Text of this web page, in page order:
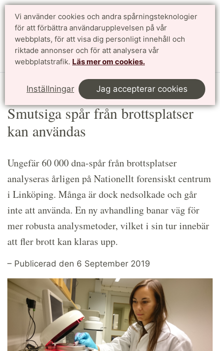
Vi använder cookies och andra spårningsteknologier
för att förbättra användarupplevelsen på vår
webbplats, för att visa dig personligt innehåll och
riktade annonser och för att analysera vår
webbplatstrafik. Läs mer om cookies.
Inställningar Jag accepterar cookies
Sök
Smutsiga spår från brottsplatser
kan användas
Ungefär 60 000 dna-spår från brottsplatser
analyseras årligen på Nationellt forensiskt centrum
i Linköping. Många är dock nedsolkade och går
inte att använda. En ny avhandling banar väg för
mer robusta analysmetoder, vilket i sin tur innebär
att fler brott kan klaras upp.
– Publicerad den 6 September 2019